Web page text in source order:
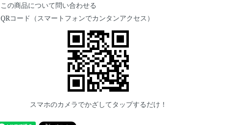
この商品について問い合わせる
QRコード（スマートフォンでカンタンアクセス）
スマホのカメラでかざしてタップするだけ！